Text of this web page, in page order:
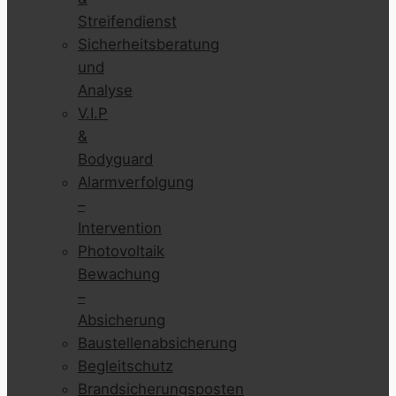
Streifendienst
Sicherheitsberatung
und
Analyse
V.I.P
&
Bodyguard
Alarmverfolgung
–
Intervention
Photovoltaik
Bewachung
–
Absicherung
Baustellenabsicherung
Begleitschutz
Brandsicherungsposten